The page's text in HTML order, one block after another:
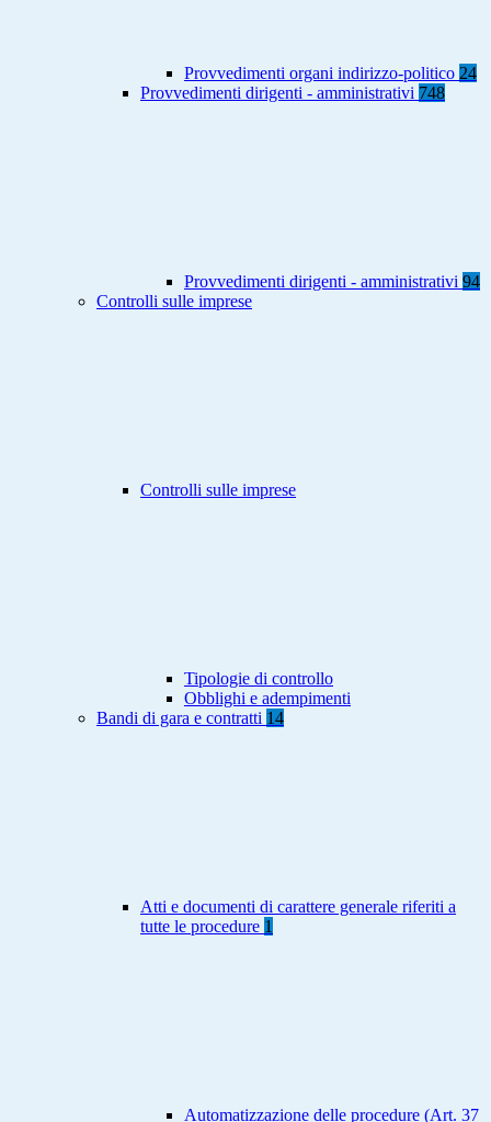
Provvedimenti organi indirizzo-politico 24
Provvedimenti dirigenti - amministrativi 748
Provvedimenti dirigenti - amministrativi 94
Controlli sulle imprese
Controlli sulle imprese
Tipologie di controllo
Obblighi e adempimenti
Bandi di gara e contratti 14
Atti e documenti di carattere generale riferiti a
tutte le procedure 1
Automatizzazione delle procedure (Art. 37